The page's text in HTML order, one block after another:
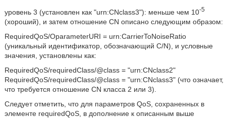
уровень 3 (установлен как "urn:CNclass3"): меньше чем 10-5
(хороший), и затем отношение CN описано следующим образом:
RequiredQoS/OparameterURI = urn:CarrierToNoiseRatio
(уникальный идентификатор, обозначающий C/N), и условные
значения, установлены как:
RequiredQoS/requiredClass/@class = "urn:CNclass2"
RequiredQoS/requiredClass/@class = "urn:CNclass3" (что означает,
что требуется отношение CN класса 2 или 3).
Следует отметить, что для параметров QoS, сохраненных в
элементе requiredQoS, в дополнение к описанным выше